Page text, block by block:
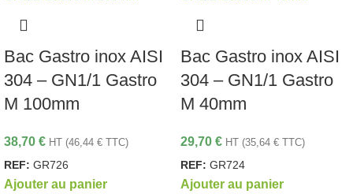
Bac Gastro inox AISI
304 – GN1/1 Gastro
M 100mm
38,70 € HT (46,44 € TTC)
REF: GR726
Ajouter au panier
Bac Gastro inox AISI
304 – GN1/1 Gastro
M 40mm
29,70 € HT (35,64 € TTC)
REF: GR724
Ajouter au panier